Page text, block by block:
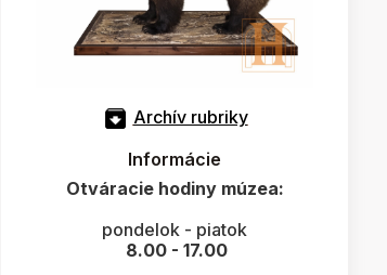
Archív rubriky
Informácie
Otváracie hodiny múzea:
pondelok - piatok
8.00 - 17.00